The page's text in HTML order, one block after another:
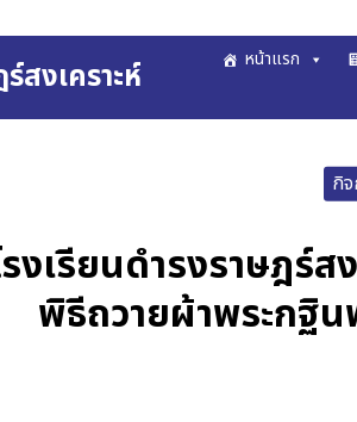
สงเคราะห์ หน้าแรก
Search
for:
กิ
งเรียนดำรงราษฎร์
พิธีถวายผ้าพระกฐิน